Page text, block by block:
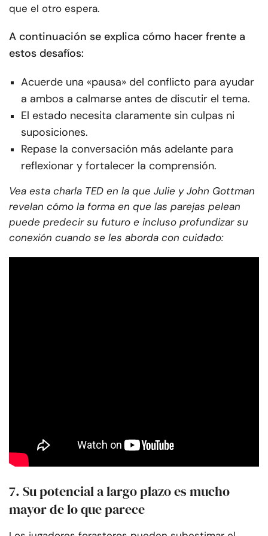
que el otro espera.
A continuación se explica cómo hacer frente a
estos desafíos:
Acuerde una «pausa» del conflicto para ayudar
a ambos a calmarse antes de discutir el tema.
El estado necesita claramente sin culpas ni
suposiciones.
Repase la conversación más adelante para
reflexionar y fortalecer la comprensión.
Vea esta charla TED en la que Julie y John Gottman
revelan cómo la forma en que las parejas pelean
puede predecir su futuro e incluso profundizar su
conexión cuando se les aborda con cuidado:
7. Su potencial a largo plazo es mucho
mayor de lo que parece